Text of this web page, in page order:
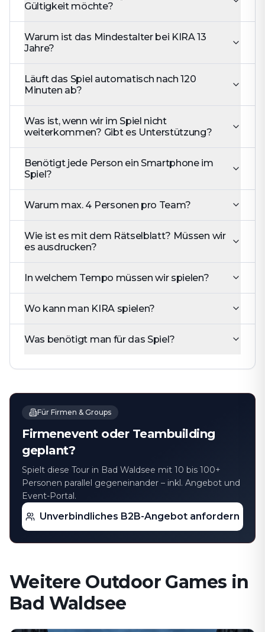
Gültigkeit möchte?
Warum ist das Mindestalter bei KIRA 13
Jahre?
Läuft das Spiel automatisch nach 120
Minuten ab?
Was ist, wenn wir im Spiel nicht
weiterkommen? Gibt es Unterstützung?
Benötigt jede Person ein Smartphone im
Spiel?
Warum max. 4 Personen pro Team?
Wie ist es mit dem Rätselblatt? Müssen wir
es ausdrucken?
In welchem Tempo müssen wir spielen?
Wo kann man KIRA spielen?
Was benötigt man für das Spiel?
Für Firmen & Groups
Firmenevent oder Teambuilding
geplant?
Spielt diese Tour in Bad Waldsee mit 10 bis 100+
Personen parallel gegeneinander – inkl. Angebot und
Event-Portal.
Unverbindliches B2B-Angebot anfordern
Weitere Outdoor Games in
Bad Waldsee